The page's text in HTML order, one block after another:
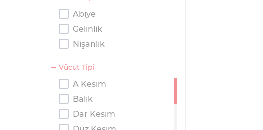
Abiye
Gelinlik
Nişanlık
Vücut Tipi
A Kesim
Balık
Dar Kesim